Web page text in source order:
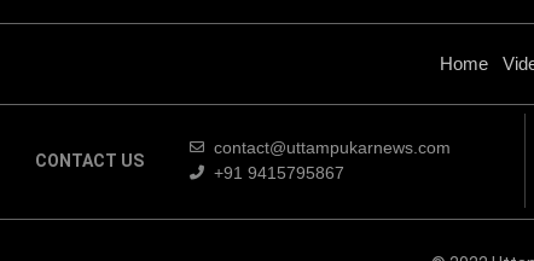
Home
CONTACT US
contact@uttampukarnews.com
+91 9415795867